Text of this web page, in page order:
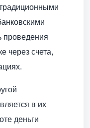
проведения
через счета,
в их
деньги